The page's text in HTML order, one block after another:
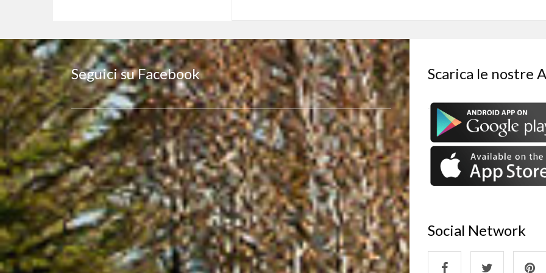
Seguici su Facebook Scarica le nostre
Social Network